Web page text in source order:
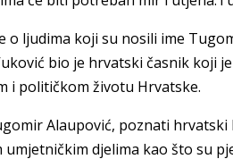
o ljudima koji su nosili ime
bio je hrvatski časnik koji
i političkom životu Hrvatske.
Alaupović, poznati
djelima kao što su